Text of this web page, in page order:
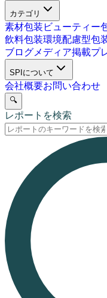
カテゴリ
素材包装 ビューティー
飲料包装環境配慮型包
ブログメディア掲載プ
SPIについて
会社概要お問い合わせ
🔍
レポートを検索